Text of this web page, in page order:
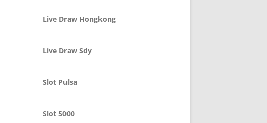
Live Draw Hongkong
Live Draw Sdy
Slot Pulsa
Slot 5000